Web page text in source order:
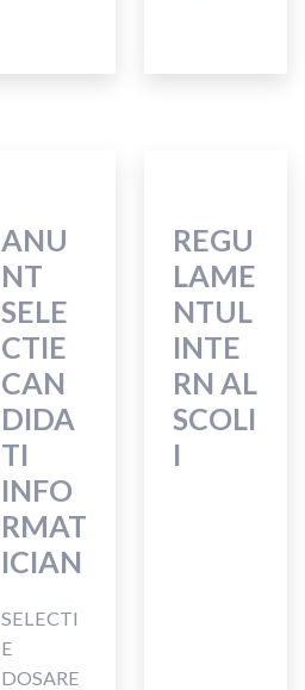
ANU
NT
SELE
CTIE
CAN
DIDA
TI
INFO
RMAT
ICIAN
SELECTI
E
DOSARE
REGU
LAME
NTUL
INTE
RN AL
SCOLI
I